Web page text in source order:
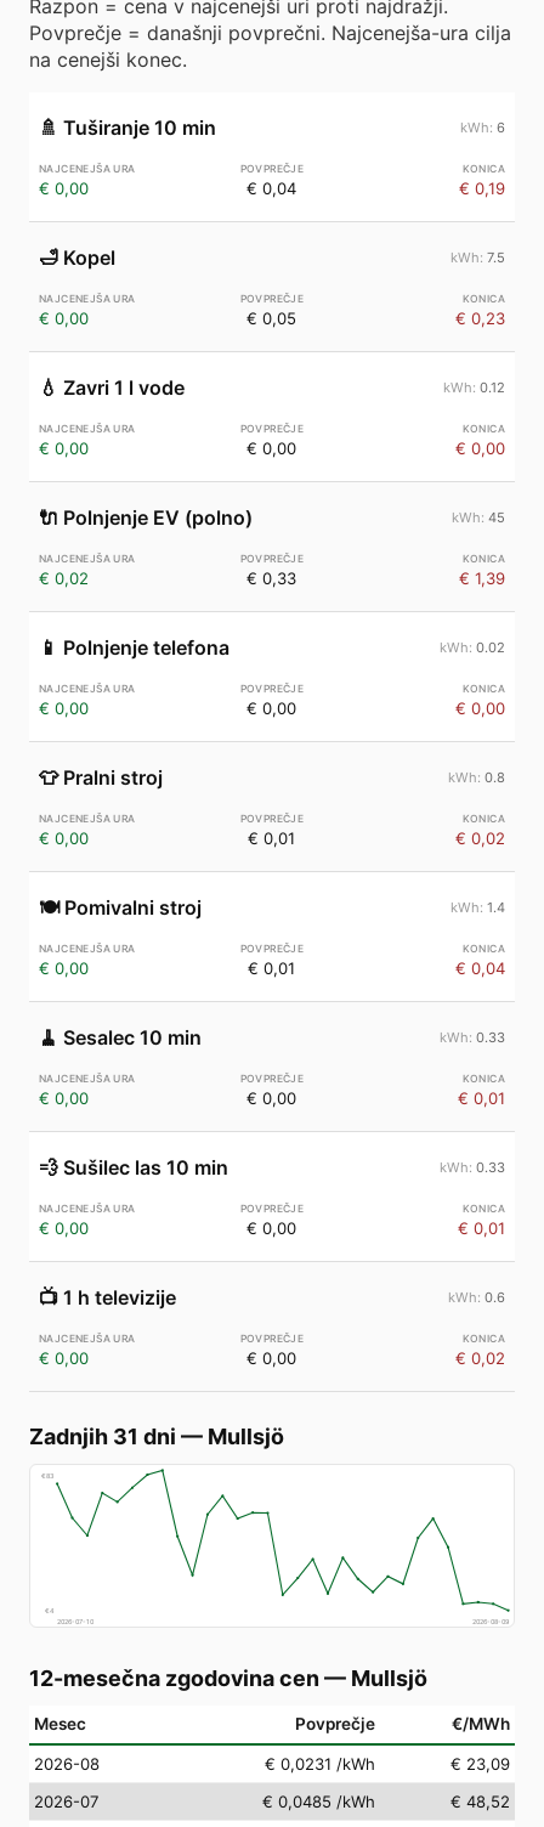
Razpon = cena v najcenejši uri proti najdražji.
Povprečje = današnji povprečni. Najcenejša-ura cilja
na cenejši konec.
🚿 Tuširanje 10 min 6
€ 0,00 € 0,04 € 0,19
🛁 Kopel 7.5
€ 0,00 € 0,05 € 0,23
💧 Zavri 1 l vode 0.12
€ 0,00 € 0,00 € 0,00
🔌 Polnjenje EV (polno) 45
€ 0,02 € 0,33 € 1,39
📱 Polnjenje telefona 0.02
€ 0,00 € 0,00 € 0,00
👕 Pralni stroj 0.8
€ 0,00 € 0,01 € 0,02
🍽️ Pomivalni stroj 1.4
€ 0,00 € 0,01 € 0,04
🧹 Sesalec 10 min 0.33
€ 0,00 € 0,00 € 0,01
💨 Sušilec las 10 min 0.33
€ 0,00 € 0,00 € 0,01
📺 1 h televizije 0.6
€ 0,00 € 0,00 € 0,02
Zadnjih 31 dni — Mullsjö
€83
€4
2026-07-10
2026-08-09
12-mesečna zgodovina cen — Mullsjö
Mesec Povprečje €/MWh
2026-08 € 0,0231 /kWh
€ 23,09
2026-07
€ 0,0485 /kWh
€ 48,52